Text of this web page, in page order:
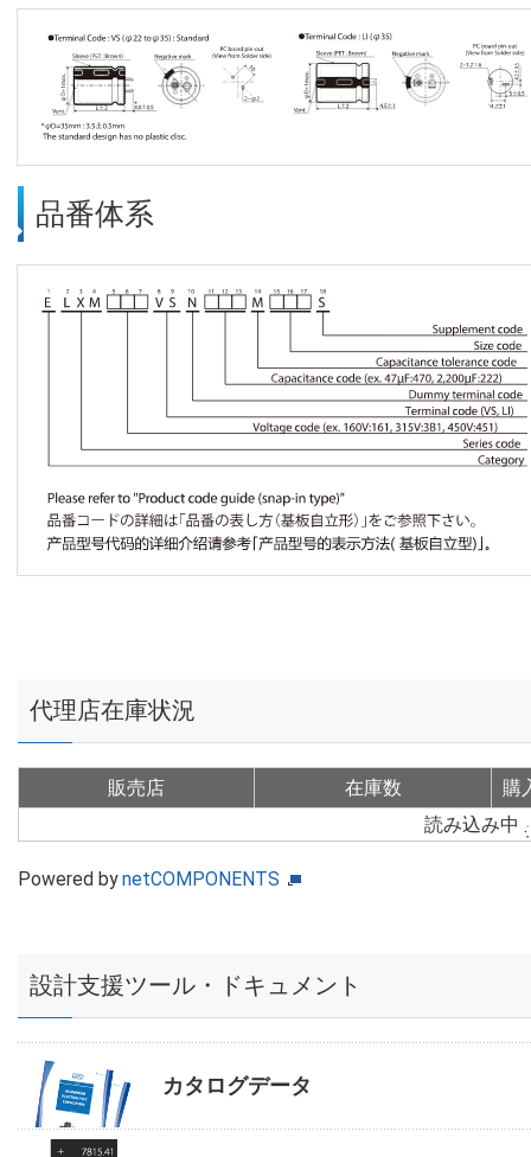
品番体系
代理店在庫状況
販売店 在庫数
購
読み込み中
Powered bynetCOMPONENTS
設計支援ツール・ドキュメント
カタログデータ